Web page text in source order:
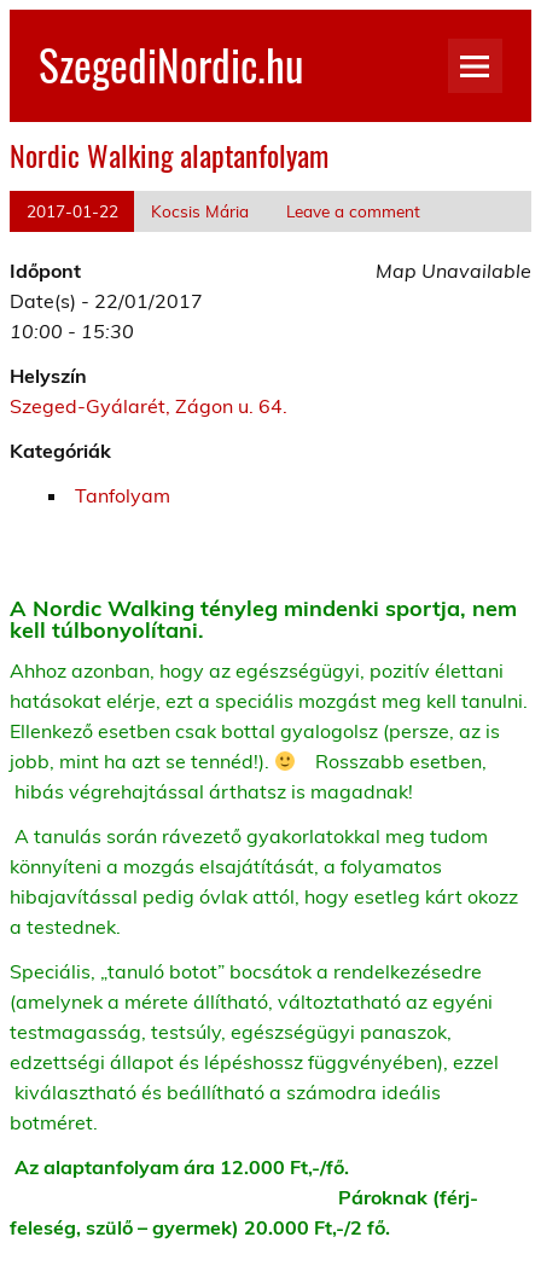
Skip
contentSzegediNordic.hu
Nordic Walking alaptanfolyam
2017-01-22 Kocsis Mária Leave a comment
Map Unavailable
Időpont
Date(s) - 22/01/2017
10:00 - 15:30
Helyszín
Szeged-Gyálarét, Zágon u. 64.
Kategóriák
Tanfolyam
A Nordic Walking tényleg mindenki sportja, nem
kell túlbonyolítani.
Ahhoz azonban, hogy az egészségügyi, pozitív élettani
hatásokat elérje, ezt a speciális mozgást meg kell tanulni.
Ellenkező esetben csak bottal gyalogolsz (persze, az is
jobb, mint ha azt se tennéd!).
Rosszabb esetben,
hibás végrehajtással árthatsz is magadnak!
A tanulás során rávezető gyakorlatokkal meg tudom
könnyíteni a mozgás elsajátítását, a folyamatos
hibajavítással pedig óvlak attól, hogy esetleg kárt okozz
a testednek.
Speciális, „tanuló botot” bocsátok a rendelkezésedre
(amelynek a mérete állítható, változtatható az egyéni
testmagasság, testsúly, egészségügyi panaszok,
edzettségi állapot és lépéshossz függvényében), ezzel
kiválasztható és beállítható a számodra ideális
botméret.
Az alaptanfolyam ára 12.000 Ft,-/fő.
Pároknak (férj-
feleség, szülő – gyermek) 20.000 Ft,-/2 fő.